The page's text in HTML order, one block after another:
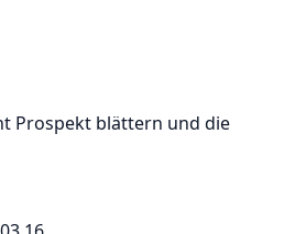
Prospekt blättern und die